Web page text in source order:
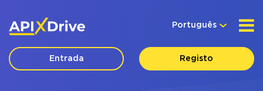
Português
Entrada Registo